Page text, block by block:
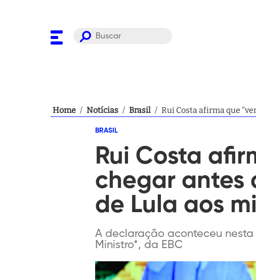
Home / Notícias / Brasil / Rui Costa afirma que
BRASIL
Rui Costa
chegar antes
de Lula aos
A declaração aconteceu
Ministro*, da EBC